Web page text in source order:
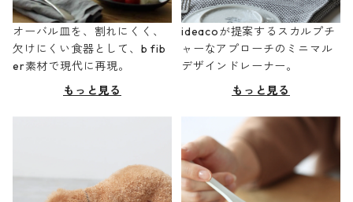
オーバル皿を、割れにくく、
欠けにくい食器として、b fib
er素材で現代に再現。
もっと見る
ideacoが提案するスカルプチ
ャーなアプローチのミニマル
デザインドレーナー。
もっと見る